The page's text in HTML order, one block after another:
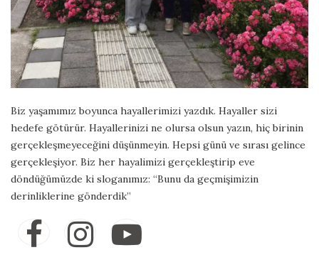
Biz yaşamımız boyunca hayallerimizi yazdık. Hayaller sizi
hedefe götürür. Hayallerinizi ne olursa olsun yazın, hiç birinin
gerçekleşmeyeceğini düşünmeyin. Hepsi günü ve sırası gelince
gerçekleşiyor. Biz her hayalimizi gerçekleştirip eve
döndüğümüzde ki sloganımız: “Bunu da geçmişimizin
derinliklerine gönderdik”